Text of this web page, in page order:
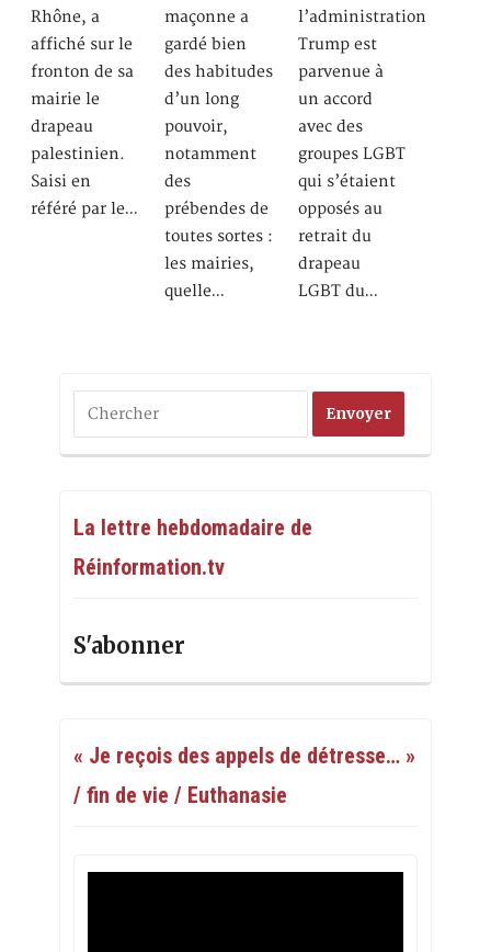
Rhône, a
affiché sur le
fronton de sa
mairie le
drapeau
palestinien.
Saisi en
référé par le…
maçonne a
gardé bien
des habitudes
d’un long
pouvoir,
notamment
des
prébendes de
toutes sortes :
les mairies,
quelle…
l’administration
Trump est
parvenue à
un accord
avec des
groupes LGBT
qui s’étaient
opposés au
retrait du
drapeau
LGBT du…
La lettre hebdomadaire de
Réinformation.tv
S'abonner
« Je reçois des appels de détresse… »
/ fin de vie / Euthanasie